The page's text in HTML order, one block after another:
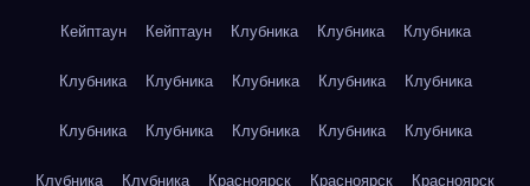
Кейптаун Кейптаун Клубника Клубника Клубника
Клубника Клубника Клубника Клубника Клубника
Клубника Клубника Клубника Клубника Клубника
Клубника Клубника Красноярск Красноярск Красноярск